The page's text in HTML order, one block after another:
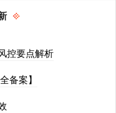
控要点解析
备案】